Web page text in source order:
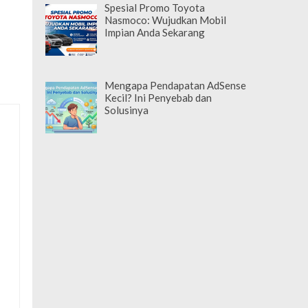
Spesial Promo Toyota
Nasmoco: Wujudkan Mobil
Impian Anda Sekarang
Mengapa Pendapatan AdSense
Kecil? Ini Penyebab dan
Solusinya